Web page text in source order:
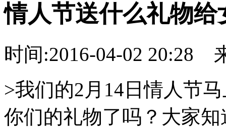
情人节送什么礼物
时间:2016-04-02 20:28
>我们的2月14日情人节
你们的礼物了吗？大家